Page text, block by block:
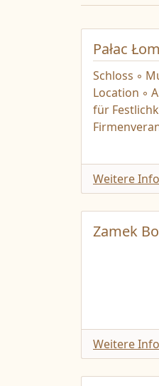
Pałac
Schloss ◦
Location ◦
für
Weitere
Zamek
Weitere